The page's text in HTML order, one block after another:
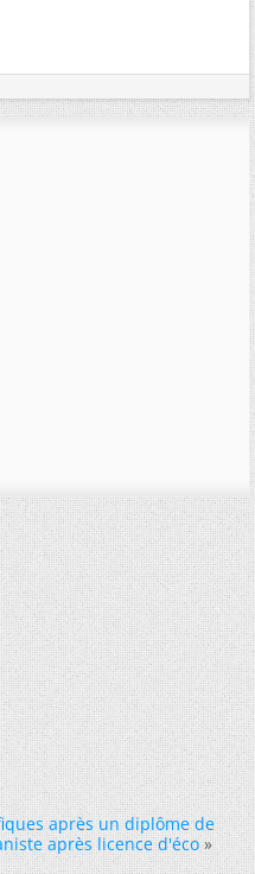
après un diplôme de
après licence d'éco »